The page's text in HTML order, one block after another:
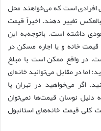
افرادی است که می‌خواهند محل
تغییر دهند. اخیراً قیمت
داشته است. باتوجه‌به این
خانه و یا اجاره مسکن در
در واقع ممکن است با مبلغ
اما در مقابل می‌توانید خانه‌ای
اگر می‌خواهید در تهران یا
دلیل نوسان قیمت‌ها نمی‌توان
کلی قیمت خانه‌های استانبول